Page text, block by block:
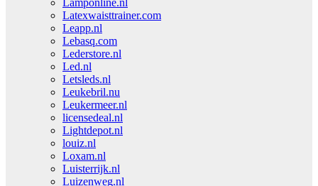
Lamponline.nl
Latexwaisttrainer.com
Leapp.nl
Lebasq.com
Lederstore.nl
Led.nl
Letsleds.nl
Leukebril.nu
Leukermeer.nl
licensedeal.nl
Lightdepot.nl
louiz.nl
Loxam.nl
Luisterrijk.nl
Luizenweg.nl